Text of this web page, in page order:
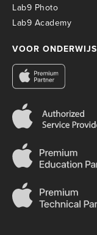
Lab9 Photo
Lab9 Academy
VOOR ONDERWIJS